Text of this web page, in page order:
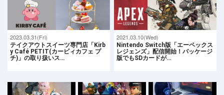
2023.03.31(Fri)
テイクアウトスイーツ専門店「Kirb
y Café PETIT(カービィカフェ プ
チ)」の取り扱いス…
2021.03.10(Wed)
Nintendo Switch版「エーペックス
レジェンズ」配信開始！パッケージ
版でもSDカードが…